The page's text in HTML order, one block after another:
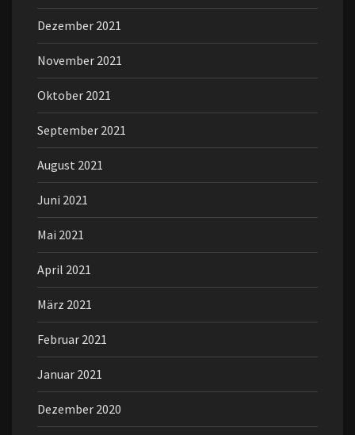
Dezember 2021
November 2021
Oktober 2021
September 2021
August 2021
Juni 2021
Mai 2021
April 2021
März 2021
Februar 2021
Januar 2021
Dezember 2020